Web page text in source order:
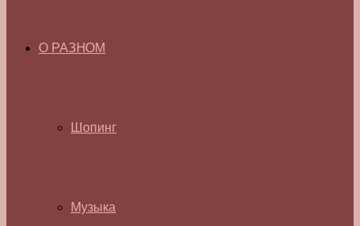
О РАЗНОМ
Шопинг
Музыка